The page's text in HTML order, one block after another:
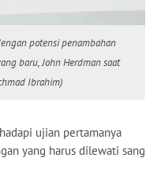
potensi penambahan
baru, John Herdman saat
Ibrahim)
ujian pertamanya
yang harus dilewati sang